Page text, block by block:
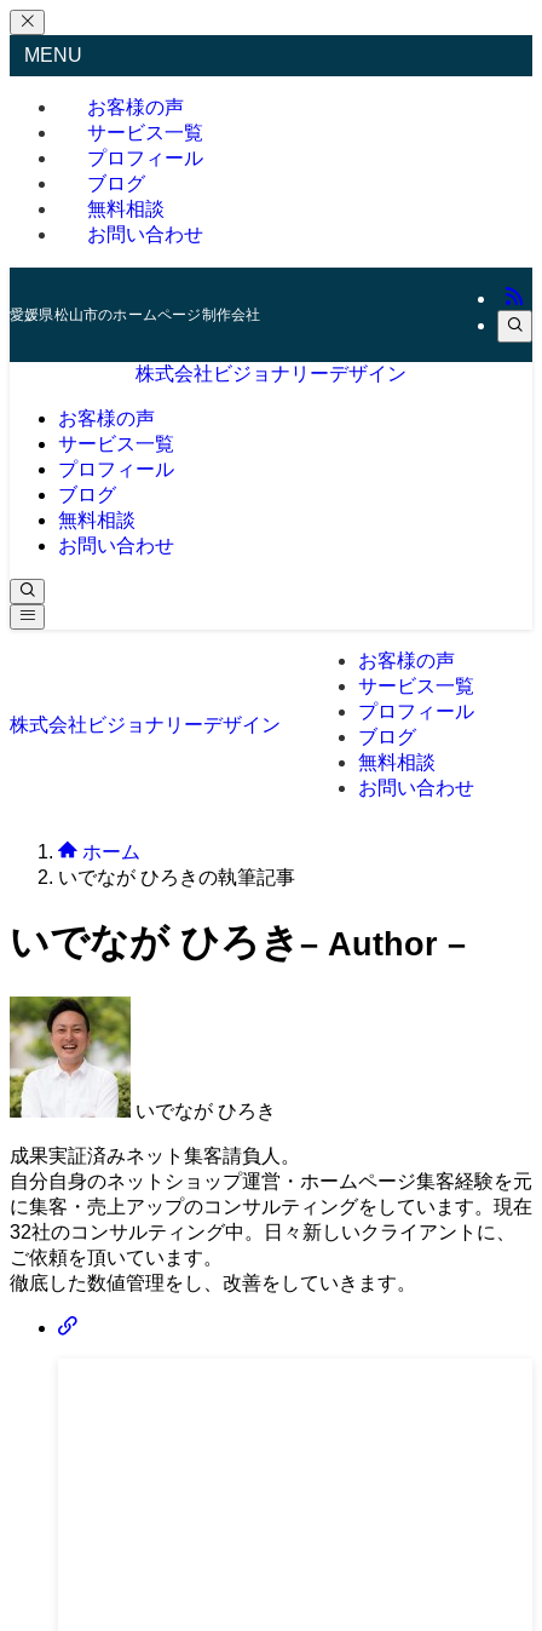
MENU
お客様の声
サービス一覧
プロフィール
ブログ
無料相談
お問い合わせ
愛媛県松山市のホームページ制作会社
株式会社ビジョナリーデザイン
お客様の声
サービス一覧
プロフィール
ブログ
無料相談
お問い合わせ
株式会社ビジョナリーデザイン
お客様の声
サービス一覧
プロフィール
ブログ
無料相談
お問い合わせ
ホーム
いでなが ひろきの執筆記事
いでなが ひろき – Author –
いでなが ひろき
成果実証済みネット集客請負人。
自分自身のネットショップ運営・ホームページ集客経験を元
に集客・売上アップのコンサルティングをしています。現在
32社のコンサルティング中。日々新しいクライアントに、
ご依頼を頂いています。
徹底した数値管理をし、改善をしていきます。